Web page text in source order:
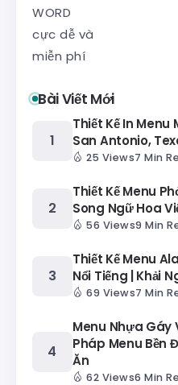
Bài Viết Mới
Thiết Kế In Menu
San Antonio,
25 Views7 Min
Thiết Kế Menu
Song Ngữ Hoa
56 Views9 Min
Thiết Kế Menu
Nổi Tiếng | Khải
69 Views7 Min
Menu Nhựa Gáy
Pháp Menu Bền
Ăn
62 Views6 Min